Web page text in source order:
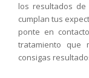
los resultados
cumplan tus
ponte en
tratamiento
consigas